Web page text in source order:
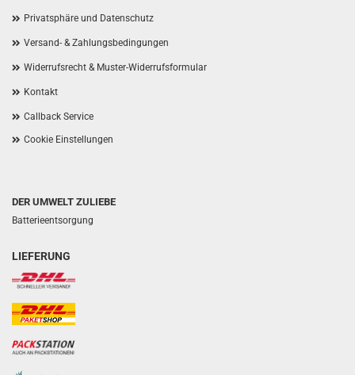
Privatsphäre und Datenschutz
Versand- & Zahlungsbedingungen
Widerrufsrecht & Muster-Widerrufsformular
Kontakt
Callback Service
Cookie Einstellungen
DER UMWELT ZULIEBE
Batterieentsorgung
LIEFERUNG